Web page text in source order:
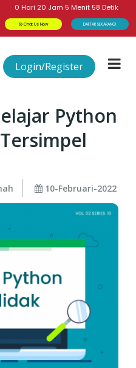
0 Hari 20 Jam 5 Menit 57 Detik
Chat Us Now DAFTAR SEKARANG!
Login/Register
Python
10-Februari-2022